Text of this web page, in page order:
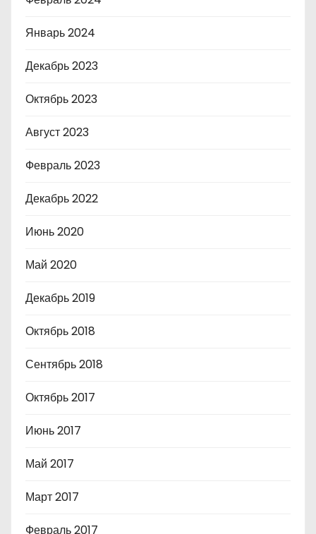
Январь 2024
Декабрь 2023
Октябрь 2023
Август 2023
Февраль 2023
Декабрь 2022
Июнь 2020
Май 2020
Декабрь 2019
Октябрь 2018
Сентябрь 2018
Октябрь 2017
Июнь 2017
Май 2017
Март 2017
Февраль 2017